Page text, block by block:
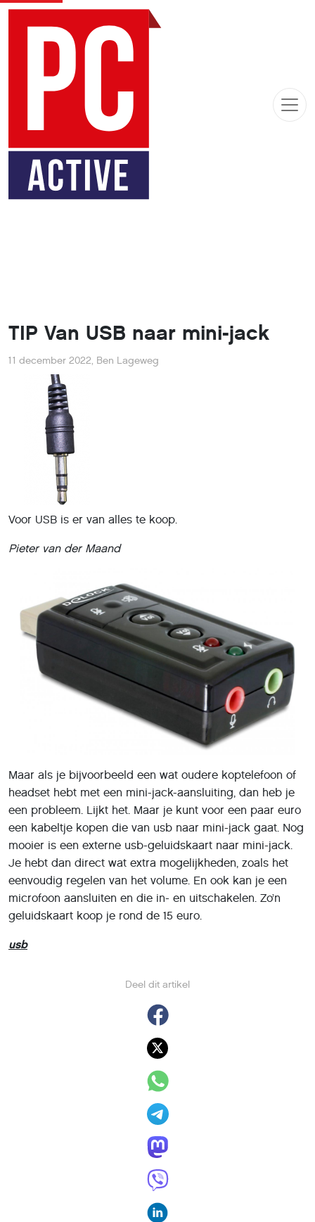
TIP Van USB naar mini-jack
Deel dit artikel
11 december 2022, Ben Lageweg
Voor USB is er van alles te koop.
Pieter van der Maand
Maar als je bijvoorbeeld een wat oudere koptelefoon of
headset hebt met een mini-jack-aansluiting, dan heb je
een probleem. Lijkt het. Maar je kunt voor een paar euro
een kabeltje kopen die van usb naar mini-jack gaat. Nog
mooier is een externe usb-geluidskaart naar mini-jack.
Je hebt dan direct wat extra mogelijkheden, zoals het
eenvoudig regelen van het volume. En ook kan je een
microfoon aansluiten en die in- en uitschakelen. Zo’n
geluidskaart koop je rond de 15 euro.
usb